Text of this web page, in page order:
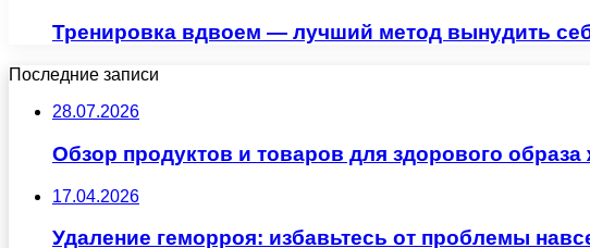
Тренировка вдвоем — лучший метод вынудить
Последние записи
28.07.2026
Обзор продуктов и товаров для здорового образа
17.04.2026
Удаление геморроя: избавьтесь от проблемы